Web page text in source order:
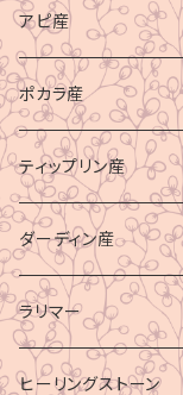
アピ産
ポカラ産
ティップリン産
ダーディン産
ラリマー
ヒーリングストーン